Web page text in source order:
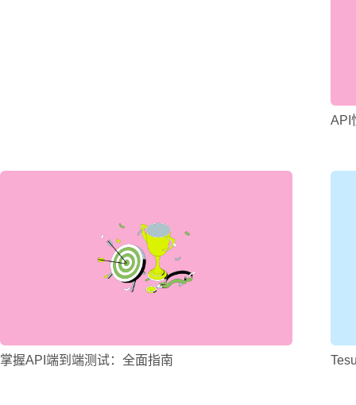
API
掌握API端到端测试：全面指南